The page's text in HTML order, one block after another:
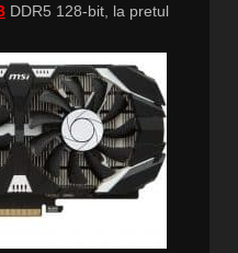
DDR5 128-bit, la pretul